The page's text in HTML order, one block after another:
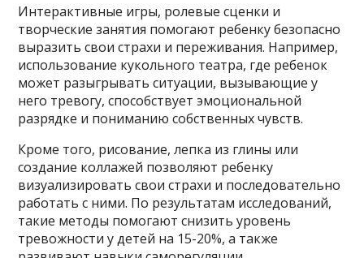
Интерактивные игры, ролевые сценки и
творческие занятия помогают ребенку безопасно
выразить свои страхи и переживания. Например,
использование кукольного театра, где ребенок
может разыгрывать ситуации, вызывающие у
него тревогу, способствует эмоциональной
разрядке и пониманию собственных чувств.
Кроме того, рисование, лепка из глины или
создание коллажей позволяют ребенку
визуализировать свои страхи и последовательно
работать с ними. По результатам исследований,
такие методы помогают снизить уровень
тревожности у детей на 15-20%, а также